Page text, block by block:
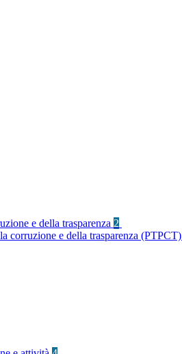
e della trasparenza 2
corruzione e della trasparenza (PTPCT)